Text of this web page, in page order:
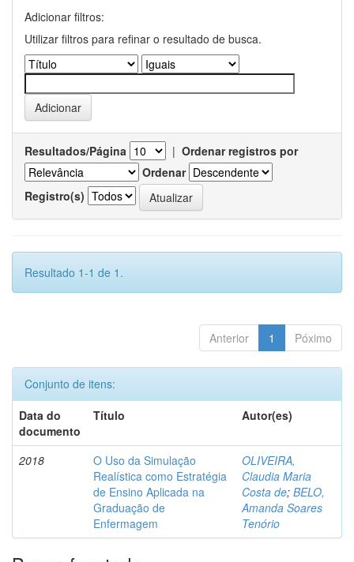
Adicionar filtros:
Utilizar filtros para refinar o resultado de busca.
Resultados/Página | Ordenar registros por
Ordenar
Registro(s)
Resultado 1-1 de 1.
Anterior 1 Póximo
Conjunto de itens:
Data do
documento
Título Autor(es)
2018
O Uso da Simulação
Realística como Estratégia
de Ensino Aplicada na
Graduação de
Enfermagem
OLIVEIRA,
Claudia Maria
Costa de; BELO,
Amanda Soares
Tenório